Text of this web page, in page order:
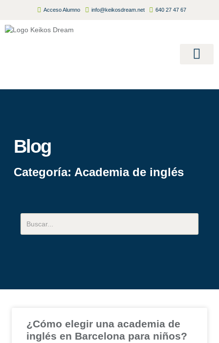
Acceso Alumno info@keikosdream.net 640 27 47 67
Blog
Categoría: Academia de inglés
¿Cómo elegir una academia de
inglés en Barcelona para niños?